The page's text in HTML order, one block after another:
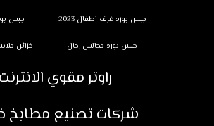
جبس بورد غرف اطفال 2023 جبس
جبس بورد مجالس رجال خزائن
راوتر مقوي الانترنت
شركات تصنيع